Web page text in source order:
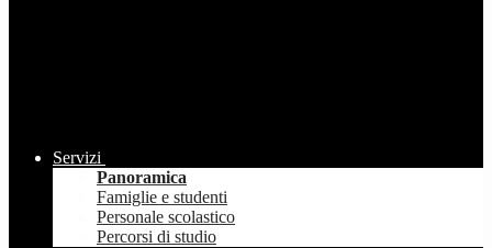
Servizi
Panoramica
Famiglie e studenti
Personale scolastico
Percorsi di studio